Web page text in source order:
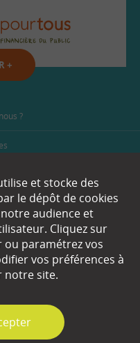
+
?
et stocke des
le dépôt de cookies
audience et
Cliquez sur
paramétrez vos
vos préférences à
notre site.